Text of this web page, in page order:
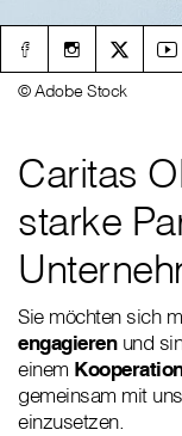
Caritas
starke
© Adobe Stock
Sie möchten sich
engagierenund
einem
gemeinsam mit uns
einzusetzen.